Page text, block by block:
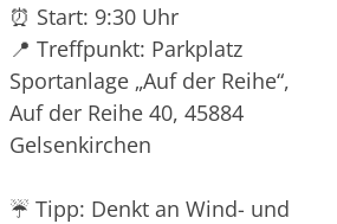
⏰ Start: 9:30 Uhr
📍 Treffpunkt: Parkplatz
Sportanlage „Auf der Reihe“,
Auf der Reihe 40, 45884
Gelsenkirchen
☔ Tipp: Denkt an Wind- und